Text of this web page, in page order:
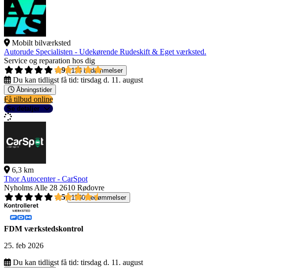
Mobilt bilværksted
Autorude Specialisten - Udekørende Rudeskift & Eget værksted.
Service og reparation hos dig
4,9
135 bedømmelser
Du kan tidligst få tid: tirsdag d. 11. august
Åbningstider
Få tilbud online
Se detaljer
6,3 km
Thor Autocenter - CarSpot
Nyholms Alle 28 2610 Rødovre
4,5
1560 bedømmelser
FDM værkstedskontrol
25. feb 2026
Du kan tidligst få tid: tirsdag d. 11. august